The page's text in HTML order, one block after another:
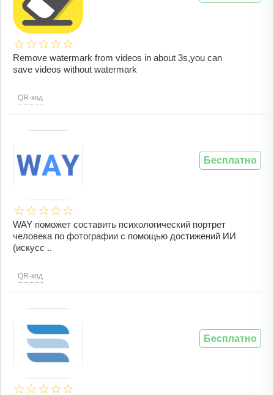
Remove watermark from videos in about 3s,you can
save videos without watermark
QR-код
WAY поможет составить психологический портрет
человека по фотографии с помощью достижений ИИ
(искусс ..
QR-код
Бесплатно
Бесплатно